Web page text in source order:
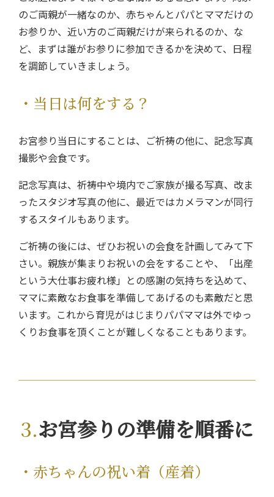
のご両親が一緒なのか、赤ちゃんとパパとママだけの
お参りか、近い方のご両親だけが来られるのか、な
ど、まずは誰がお参りに参加できるかを決めて、日程
を調節していきましょう。
・当日は何をする？
お宮参り当日にすることは、ご祈祷の他に、記念写真
撮影や会食です。
記念写真は、祈祷中や境内でご家族が撮る写真、改ま
ったスタジオ写真の他に、最近ではカメラマンが同行
するスタイルもあります。
ご祈祷の後には、ぜひお祝いの会食を計画してみて下
さい。親族が集まりお祝いの会をすることや、「出産
という大仕事お疲れ様」との感謝の気持ちを込めて、
ママに素敵なお食事を準備してあげるのも素敵だと思
います。これから育児がはじまりパパママは外でゆっ
くりお食事を頂くことが難しくなることもあります。
お宮参りの準備を順番に
・赤ちゃんの祝い着（産着）